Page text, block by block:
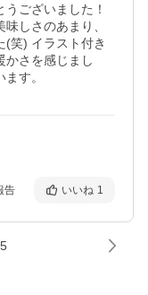
ございました！
しさのあまり、
(笑) イラスト付き
かさを感じまし
す。
告 いいね 1
5